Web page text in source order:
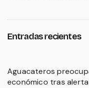
Entradas recientes
Aguacateros
económico tras